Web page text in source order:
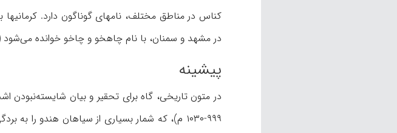
در مشهد و سمنان، با نام چاهخو و چاخو خوانده می‌شود (بقیعی، ۶۷؛
پیشینه
۹۹۹-۱۰۳۰ م)، که شمار بسیاری از سیاهان هندو